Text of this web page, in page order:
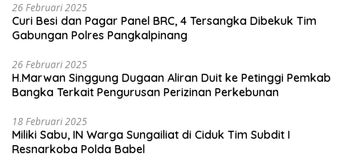
26 Februari 2025
Curi Besi dan Pagar Panel BRC, 4 Tersangka Dibekuk Tim
Gabungan Polres Pangkalpinang
26 Februari 2025
H.Marwan Singgung Dugaan Aliran Duit ke Petinggi Pemkab
Bangka Terkait Pengurusan Perizinan Perkebunan
18 Februari 2025
Miliki Sabu, IN Warga Sungailiat di Ciduk Tim Subdit I
Resnarkoba Polda Babel